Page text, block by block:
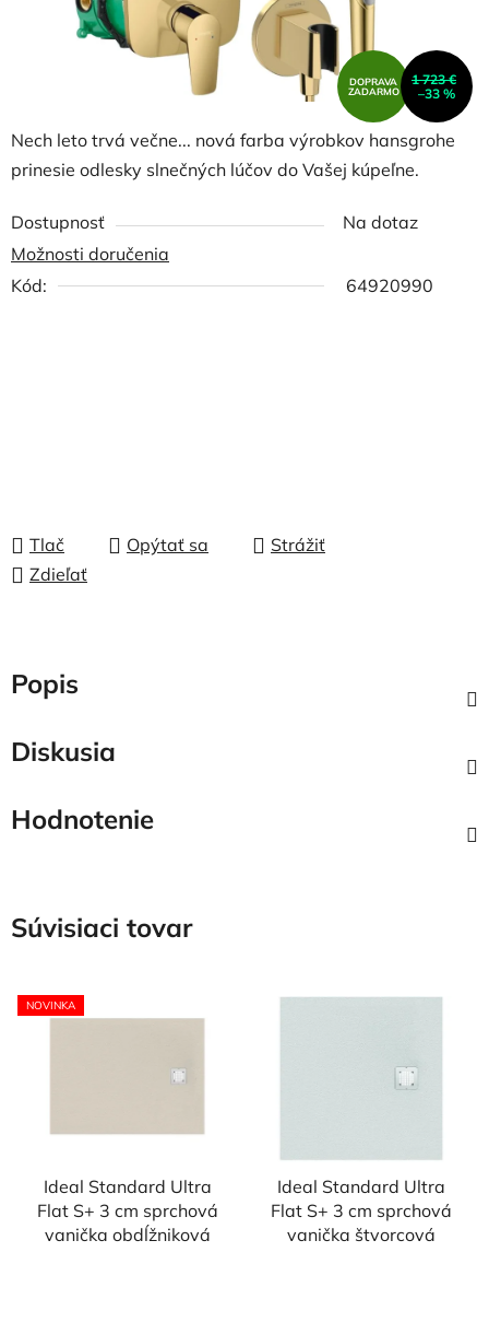
Nech leto trvá večne... nová farba výrobkov hansgrohe
prinesie odlesky slnečných lúčov do Vašej kúpeľne.
Dostupnosť
Na dotaz
Možnosti doručenia
Kód:
64920990
Tlač Opýtať sa
Strážiť
Zdieľať
DOPRAVA
ZADARMO
1 723 €
–33 %
Popis
Diskusia
Hodnotenie
Súvisiaci tovar
NOVINKA
Ideal Standard Ultra
Flat S+ 3 cm sprchová
vanička obdĺžniková
Ideal Standard Ultra
Flat S+ 3 cm sprchová
vanička štvorcová